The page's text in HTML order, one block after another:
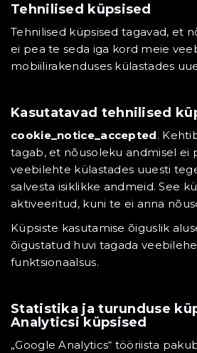
Tehnilised küpsised
Tehnilised küpsised tagavad, et
ei pea te seda iga kord meie
mobiilirakenduses külastades
Kasutatavad tehnilised
cookie_notice_accepted.
tagab, et nõusoleku andmisel ei
veebilehte külastades uuesti
salvesta isiklikke andmeid. See
aktiveeritud, kuni te ei anna
Küpsiste kasutamise õiguslik
õigustatud huvi tagada
funktsionaalsus.
Statistika ja turunduse
Analyticsi küpsised
„Google Analytics“ tööriista